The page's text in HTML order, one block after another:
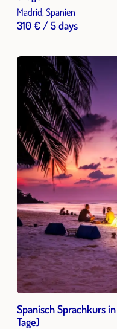
Madrid, Spanien
310 € / 5 days
Spanisch Sprachkurs
Tage)